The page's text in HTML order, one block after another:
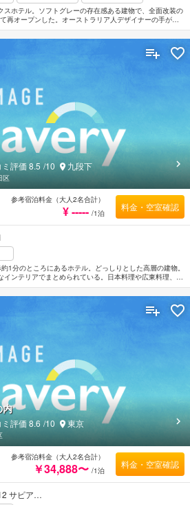
スホテル。ソフトグレーの存在感ある建物で、全面改装の
再オープンした。オーストラリア人デザイナーの手がけ
な要素が見事に溶け合ったハイセンスな空間。レストラ
エビアンスパもぜひ試したい。複数の地下鉄路線が乗り
1分のところにあるホテル。どっしりとした高層の建物。
ンテリアでまとめられている。日本料理や広東料理、フ
もある。日本武道館まで徒歩約5分。東京ドームへは徒歩
ミ評価8.5 /10 九段下
区
参考宿泊料金（大人2名合計）
¥ ----- /1泊
料金・空室確認
サピア…
内
ミ評価8.6 /10 東京
参考宿泊料金（大人2名合計）
￥34,888〜 /1泊
料金・空室確認